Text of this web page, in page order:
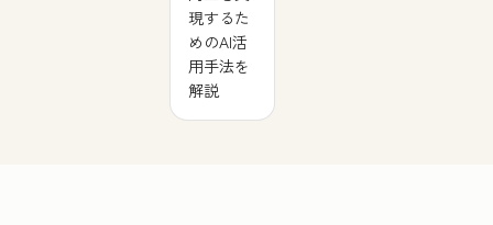
現するた
めのAI活
用手法を
解説